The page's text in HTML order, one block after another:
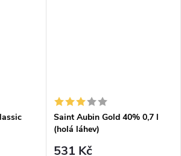
Saint Aubin Gold 40% 0,7 l
(holá láhev)
531 Kč